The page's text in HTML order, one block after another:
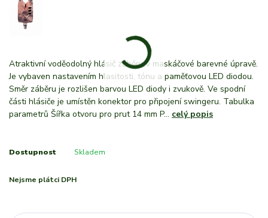
Atraktivní voděodolný hlásič záběru v maskáčové barevné úpravě.
Je vybaven nastavením hlasitosti, tónu a paměťovou LED diodou.
Směr záběru je rozlišen barvou LED diody i zvukově. Ve spodní
části hlásiče je umístěn konektor pro připojení swingeru. Tabulka
parametrů Šířka otvoru pro prut 14 mm P... celý popis
Dostupnost Skladem
Nejsme plátci DPH